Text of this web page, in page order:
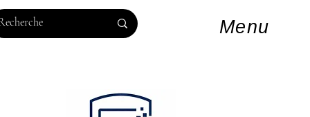
Menu
Log In